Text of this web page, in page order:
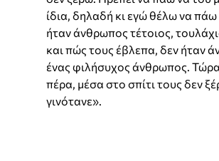
ίδια, δηλαδή κι εγώ θέλω να
ήταν άνθρωπος τέτοιος,
και πώς τους έβλεπα, δεν ήταν
ένας φιλήσυχος άνθρωπος. Τώρα,
πέρα, μέσα στο σπίτι τους δεν
γινότανε».